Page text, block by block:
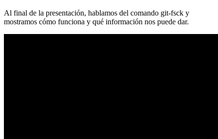
Al final de la presentación, hablamos del comando git-fsck y
mostramos cómo funciona y qué información nos puede dar.